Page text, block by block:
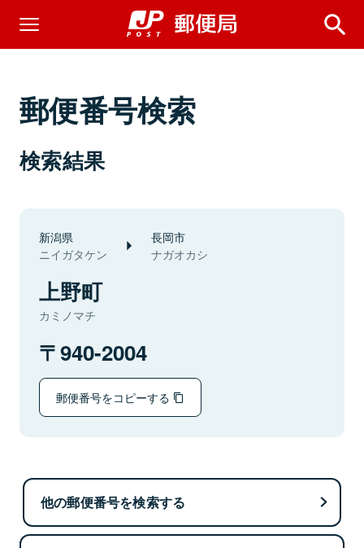
郵便番号検索
検索結果
新潟県
ニイガタケン
長岡市
ナガオカシ
上野町
カミノマチ
940-2004
郵便番号をコピーする
他の郵便番号を検索する